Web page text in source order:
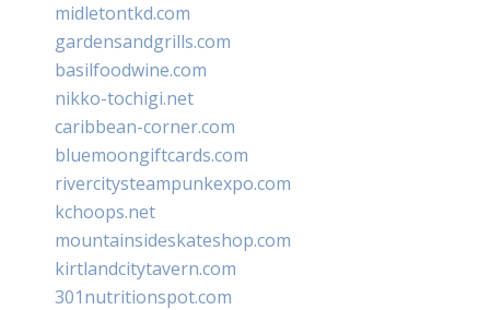
midletontkd.com
gardensandgrills.com
basilfoodwine.com
nikko-tochigi.net
caribbean-corner.com
bluemoongiftcards.com
rivercitysteampunkexpo.com
kchoops.net
mountainsideskateshop.com
kirtlandcitytavern.com
301nutritionspot.com